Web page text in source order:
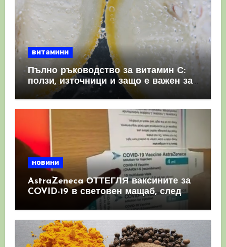
витамини
Пълно ръководство за витамин С:
ползи, източници и защо е важен за
имунната система
новини
AstraZeneca ОТТЕГЛЯ ваксините за
COVID-19 в световен мащаб, след
като призна, че те причиняват